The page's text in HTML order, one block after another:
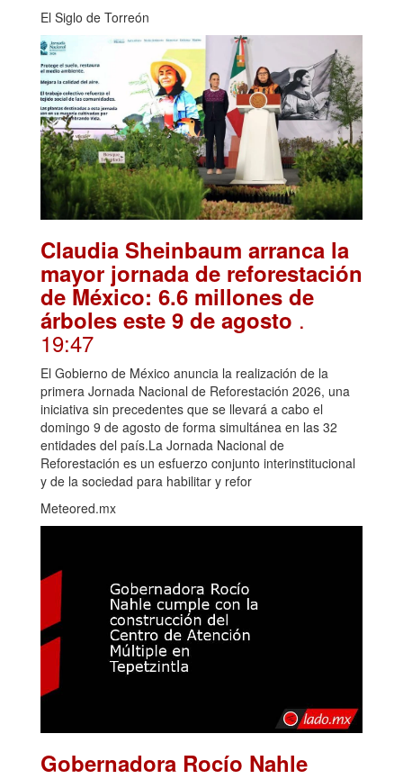
El Siglo de Torreón
Claudia Sheinbaum arranca la
mayor jornada de reforestación
de México: 6.6 millones de
árboles este 9 de agosto .
19:47
El Gobierno de México anuncia la realización de la
primera Jornada Nacional de Reforestación 2026, una
iniciativa sin precedentes que se llevará a cabo el
domingo 9 de agosto de forma simultánea en las 32
entidades del país.La Jornada Nacional de
Reforestación es un esfuerzo conjunto interinstitucional
y de la sociedad para habilitar y refor
Meteored.mx
Gobernadora Rocío Nahle